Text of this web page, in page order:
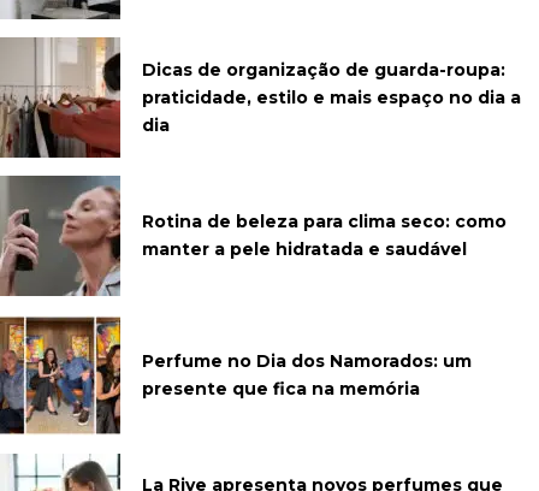
Dicas de organização de guarda-roupa:
praticidade, estilo e mais espaço no dia a
dia
Rotina de beleza para clima seco: como
manter a pele hidratada e saudável
Perfume no Dia dos Namorados: um
presente que fica na memória
La Rive apresenta novos perfumes que